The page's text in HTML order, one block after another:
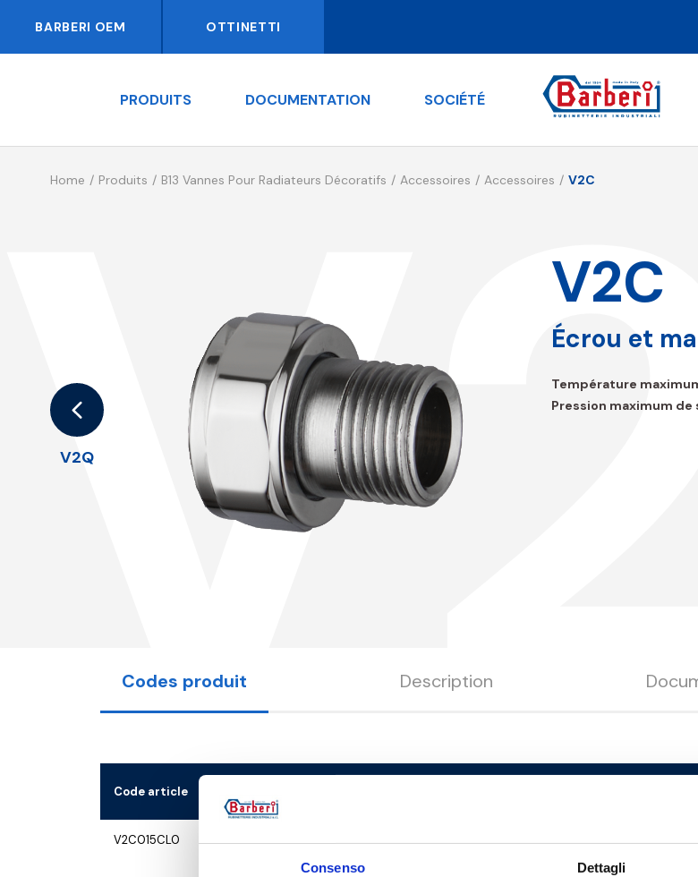
Consenso Dettagli
BARBERI OEM OTTINETTI
PRODUITS DOCUMENTATION SOCIÉTÉ
Home Produits B13 Vannes Pour Radiateurs Décoratifs Accessoires Accessoires V2C
V2Q
V2C
Écrou et
Température
Pression maximum de
Codes produit Description
Code article
V2C015CL0 G 1/2 M - G 3/4 F 10 100